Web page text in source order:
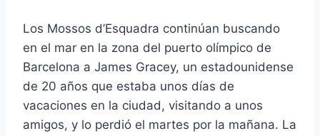
Los Mossos d’Esquadra continúan buscando
en el mar en la zona del puerto olímpico de
Barcelona a James Gracey, un estadounidense
de 20 años que estaba unos días de
vacaciones en la ciudad, visitando a unos
amigos, y lo perdió el martes por la mañana. La